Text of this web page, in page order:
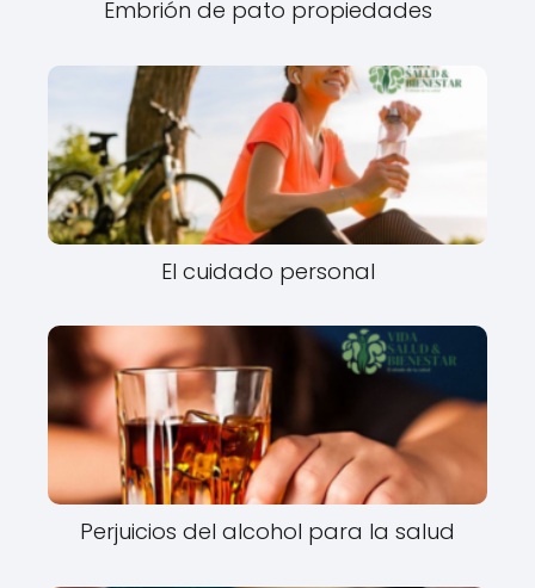
Embrión de pato propiedades
El cuidado personal
Perjuicios del alcohol para la salud